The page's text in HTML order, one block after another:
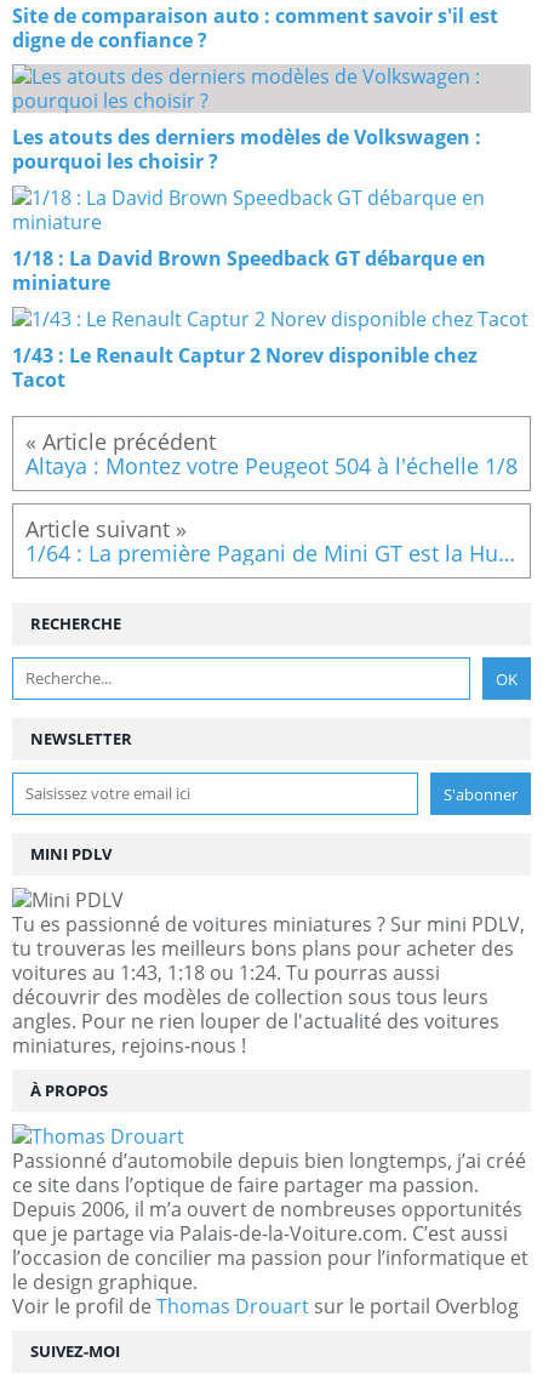
Site de comparaison auto : comment savoir s'il est
digne de confiance ?
Les atouts des derniers modèles de Volkswagen :
pourquoi les choisir ?
1/18 : La David Brown Speedback GT débarque en
miniature
1/43 : Le Renault Captur 2 Norev disponible chez
Tacot
Altaya : Montez votre Peugeot 504 à l'échelle 1/8
1/64 : La première Pagani de Mini GT est la Huayra Roadster
NEWSLETTER
SUIVEZ-MOI
RECHERCHE
MINI PDLV
Tu es passionné de voitures miniatures ? Sur mini PDLV,
tu trouveras les meilleurs bons plans pour acheter des
voitures au 1:43, 1:18 ou 1:24. Tu pourras aussi
découvrir des modèles de collection sous tous leurs
angles. Pour ne rien louper de l'actualité des voitures
miniatures, rejoins-nous !
À PROPOS
Passionné d’automobile depuis bien longtemps, j’ai créé
ce site dans l’optique de faire partager ma passion.
Depuis 2006, il m’a ouvert de nombreuses opportunités
que je partage via Palais-de-la-Voiture.com. C’est aussi
l’occasion de concilier ma passion pour l’informatique et
le design graphique.
Voir le profil de Thomas Drouart sur le portail Overblog